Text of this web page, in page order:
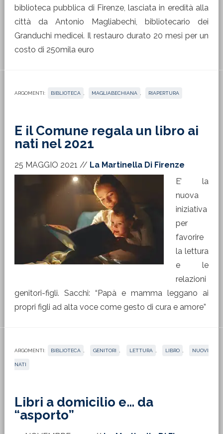
biblioteca pubblica di Firenze, lasciata in eredità alla
città da Antonio Magliabechi, bibliotecario dei
Granduchi medicei. Il restauro durato 20 mesi per un
costo di 250mila euro
ARGOMENTI: BIBLIOTECA MAGLIABECHIANA RIAPERTURA
E il Comune regala un libro ai
nati nel 2021
25 MAGGIO 2021 // La Martinella Di Firenze
E’ la
nuova
iniziativa
per
favorire
la lettura
e le
relazioni
genitori-figli. Sacchi: “Papà e mamma leggano ai
propri figli ad alta voce come gesto di cura e amore”
ARGOMENTI: BIBLIOTECA GENITORI LETTURA LIBRO NUOVI
NATI
Libri a domicilio e… da
“asporto”